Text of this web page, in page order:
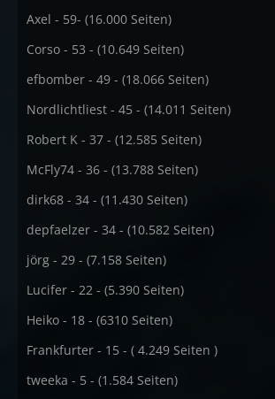
Axel - 59- (16.000 Seiten)
Corso - 53 - (10.649 Seiten)
efbomber - 49 - (18.066 Seiten)
Nordlichtliest - 45 - (14.011 Seiten)
Robert K - 37 - (12.585 Seiten)
McFly74 - 36 - (13.788 Seiten)
dirk68 - 34 - (11.430 Seiten)
depfaelzer - 34 - (10.582 Seiten)
jörg - 29 - (7.158 Seiten)
Lucifer - 22 - (5.390 Seiten)
Heiko - 18 - (6310 Seiten)
Frankfurter - 15 - ( 4.249 Seiten )
tweeka - 5 - (1.584 Seiten)